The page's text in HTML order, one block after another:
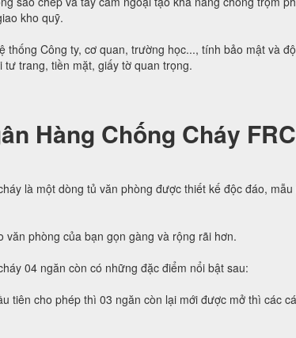
kho quỹ.
thống Công ty, cơ quan, trường học..., tính bảo mật và
trang, tiền mặt, giấy tờ quan trọng.
Hàng Chống Cháy
là một dòng tủ văn phòng được thiết kế độc đáo,
văn phòng của bạn gọn gàng và rộng rãi hơn.
04 ngăn còn có những đặc điểm nổi bật sau:
tiên cho phép thì 03 ngăn còn lại mới được mở thì các